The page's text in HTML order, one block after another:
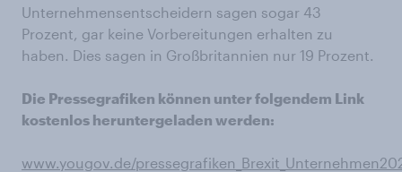
Unternehmensentscheidern sagen sogar 43
Prozent, gar keine Vorbereitungen erhalten zu
haben. Dies sagen in Großbritannien nur 19 Prozent.
Die Pressegrafiken können unter folgendem Link
kostenlos heruntergeladen werden:
www.yougov.de/